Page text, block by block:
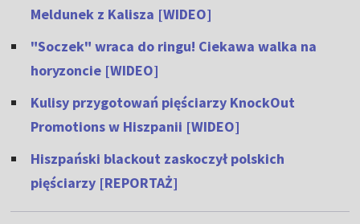
Meldunek z Kalisza [WIDEO]
"Soczek" wraca do ringu! Ciekawa walka na
horyzoncie [WIDEO]
Kulisy przygotowań pięściarzy KnockOut
Promotions w Hiszpanii [WIDEO]
Hiszpański blackout zaskoczył polskich
pięściarzy [REPORTAŻ]